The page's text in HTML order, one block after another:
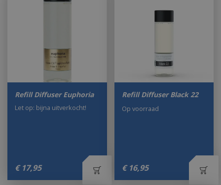
Refill Diffuser Euphoria
€ 17,95
Let op: bijna uitverkocht!
Refill Diffuser Black 22
€ 16,95
Op voorraad